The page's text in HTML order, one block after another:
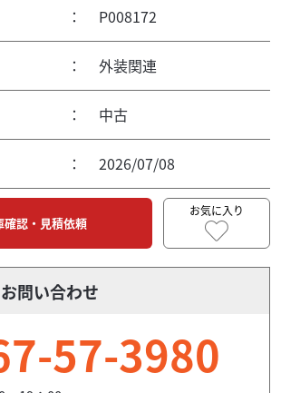
： P008172
： 外装関連
： 中古
： 2026/07/08
確認・見積依頼
お気に入り
問い合わせ
57-3980